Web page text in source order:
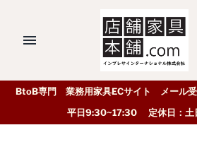
BtoB専門 業務用家具ECサイト メール
平日9:30~17:30 定休日：土